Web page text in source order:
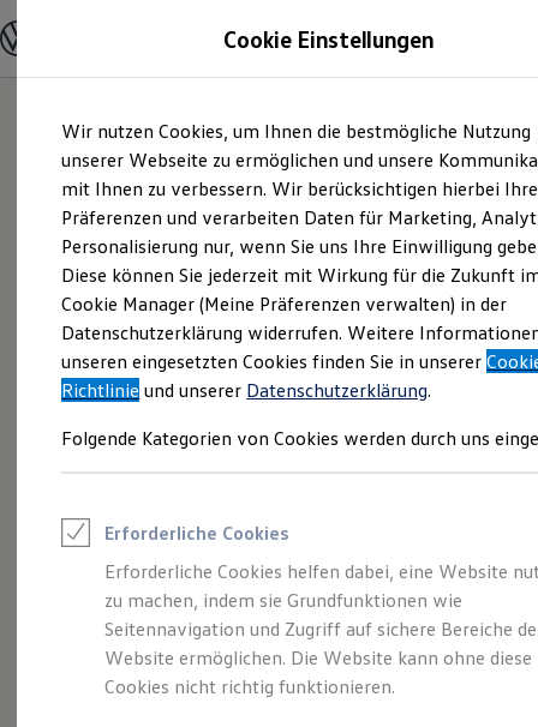
Hauptinhalt
springen
Footer
springen
Modelle und Konfigurator
Modelle vergleichen
Elektroautos
ENERGY Sondermodelle
Nutzfahrzeuge
SUV und CUV
Familienautos
Kombis
Kompaktwagen
Sportwagen
Schnell verfügbare Fahrzeuge
Angebote und Produkte
Aktuelle Angebote
E-Auto-Förderung
Volkswagen Marktplatz
Junge Gebrauchtwagen und Gebrauchtwagen
Saisonangebote
Leasing
Leasing-Angebote
Gebrauchtwagen Leasing
Junge Gebrauchtwagen-Leasing
Elektroauto Leasing
Kleinwagen-Leasing
Leasing ohne Anzahlung
So geht neu.
Entdecken Sie jetzt
Cookie Einstellungen
Wir nutzen Cookies, um Ihnen die bestmögliche Nutzung
unserer Webseite zu ermöglichen und unsere
mit Ihnen zu verbessern. Wir berücksichtigen hierbei Ihre
Präferenzen und verarbeiten Daten für Marketing,
Personalisierung nur, wenn Sie uns Ihre Einwilligung
Diese können Sie jederzeit mit Wirkung für die Zukunft
Cookie Manager (Meine Präferenzen verwalten) in der
Datenschutzerklärung widerrufen. Weitere
unseren eingesetzten Cookies finden Sie in unserer
Richtlinie und unserer Datenschutzerklärung.
Folgende Kategorien von Cookies werden durch uns
Erforderliche Cookies
Erforderliche Cookies helfen dabei, eine Website
zu machen, indem sie Grundfunktionen wie
Seitennavigation und Zugriff auf sichere Bereiche
Website ermöglichen. Die Website kann ohne diese
Cookies nicht richtig funktionieren.